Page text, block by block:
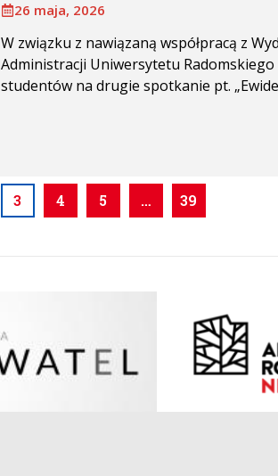
26 maja, 2026
W związku z nawiązaną współpracą z
Administracji Uniwersytetu
studentów na drugie spotkanie pt.
3 4 5 … 39